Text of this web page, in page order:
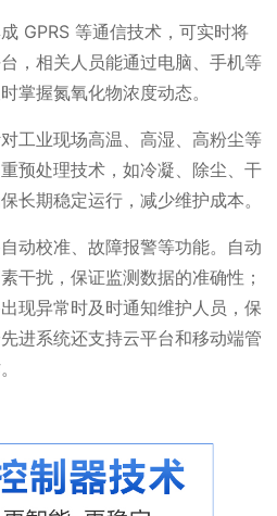
成 GPRS 等通信技术，可实时将
，相关人员能通过电脑、手机等
掌握氮氧化物浓度动态。
工业现场高温、高湿、高粉尘等
预处理技术，如冷凝、除尘、干
长期稳定运行，减少维护成本。
自动校准、故障报警等功能。自动
干扰，保证监测数据的准确性；
现异常时及时通知维护人员，保
进系统还支持云平台和移动端管